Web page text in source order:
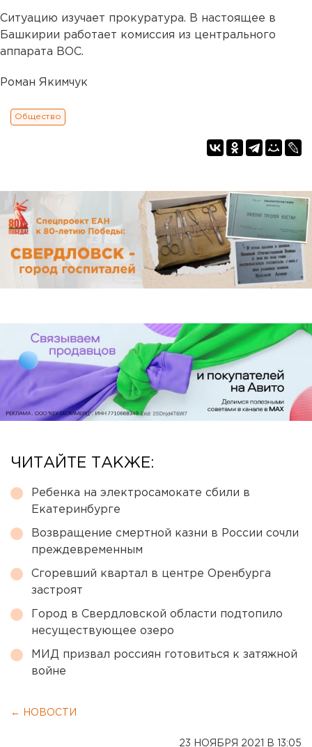
Ситуацию изучает прокуратура. В настоящее в
Башкирии работает комиссия из центрального
аппарата ВОС.
Роман Якимчук
Общество
ЧИТАЙТЕ ТАКЖЕ:
Ребенка на электросамокате сбили в
Екатеринбурге
Возвращение смертной казни в России сочли
преждевременным
Сгоревший квартал в центре Оренбурга
застроят
Город в Свердловской области подтопило
несуществующее озеро
МИД призвал россиян готовиться к затяжной
войне
← НОВОСТИ
23 НОЯБРЯ 2021 В 13:05